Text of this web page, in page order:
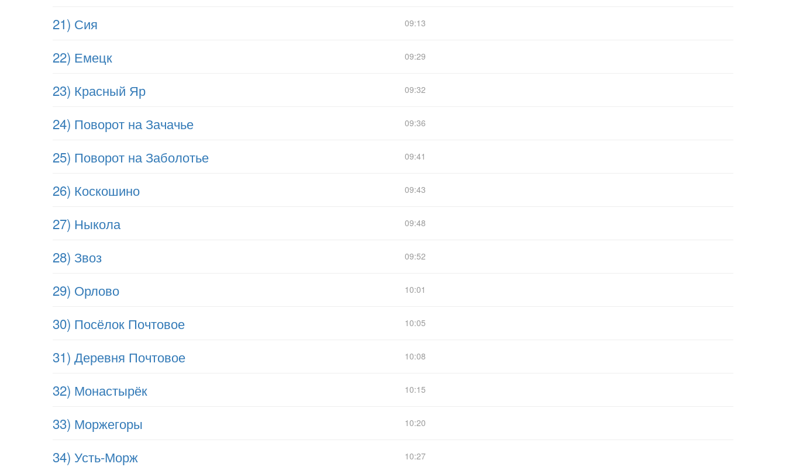
21) Сия 09:13
22) Емецк 09:29
23) Красный Яр 09:32
24) Поворот на Зачачье 09:36
25) Поворот на Заболотье 09:41
26) Коскошино 09:43
27) Ныкола 09:48
28) Звоз 09:52
29) Орлово 10:01
30) Посёлок Почтовое 10:05
31) Деревня Почтовое 10:08
32) Монастырёк 10:15
33) Моржегоры 10:20
34) Усть-Морж 10:27